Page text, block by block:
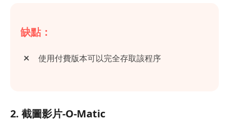
缺點：
使用付費版本可以完全存取該程序
2. 截圖影片-O-Matic